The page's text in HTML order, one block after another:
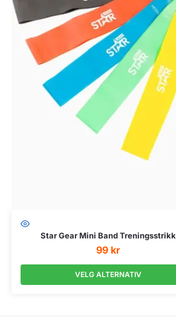
Star Gear Mini Band Treningsstrikk
99 kr
VELG ALTERNATIV